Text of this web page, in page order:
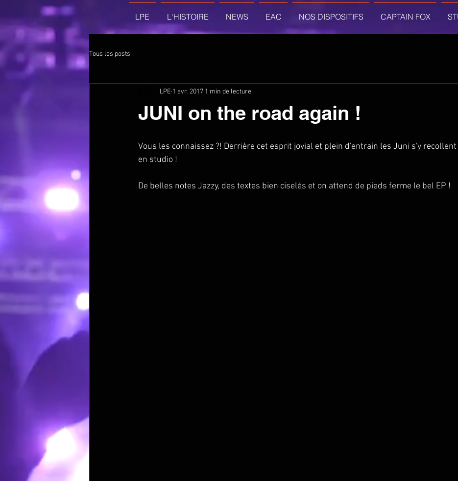
LPE L'HISTOIRE NEWS EAC NOS DISPOSITIFS CAPTAIN FOX
Tous les posts
JUNI on the road again !
LPE 1 avr. 2017 1 min de lecture
Vous les connaissez ?! Derrière cet esprit jovial et plein d'entrain les Juni s'y
en studio !
De belles notes Jazzy, des textes bien ciselés et on attend de pieds ferme le bel EP !